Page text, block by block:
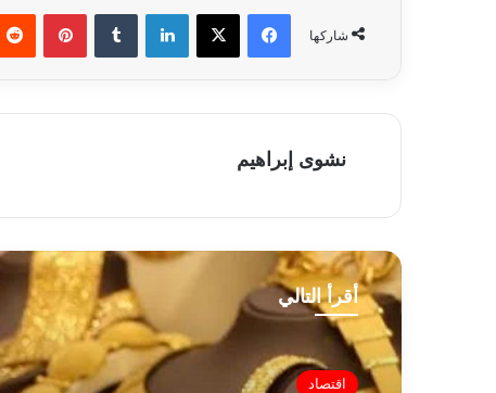
شاركها
فيسبوك ‫X لينكدإن بينتيريست
نشوى إبراهيم
أقرأ التالي